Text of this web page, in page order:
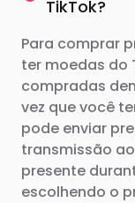
TikTok?
Para comprar
ter moedas do
compradas
vez que você
pode enviar
transmissão
presente
escolhendo o